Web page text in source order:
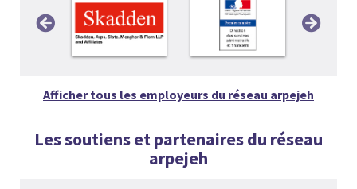
Afficher tous les employeurs du réseau arpejeh
Les soutiens et partenaires du réseau
arpejeh